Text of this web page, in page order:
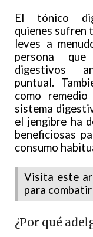
El tónico
quienes sufren
leves a
persona
digestivos
puntual.
como
sistema
el jengibre ha
beneficiosas
consumo
Visita este
para
¿Por qué